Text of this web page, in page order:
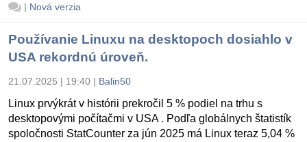
| Nová verzia
Používanie Linuxu na desktopoch dosiahlo v
USA rekordnú úroveň.
21.07.2025 | 19:40 | Balin50
Linux prvýkrát v histórii prekročil 5 % podiel na trhu s
desktopovými počítačmi v USA . Podľa globálnych štatistík
spoločnosti StatCounter za jún 2025 má Linux teraz 5,04 %